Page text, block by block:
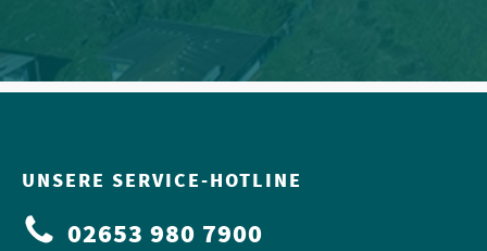
UNSERE SERVICE-HOTLINE
02653 980 7900